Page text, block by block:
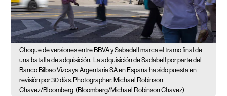
Choque de versiones entre BBVA y Sabadell marca el tramo final de
una batalla de adquisición.
La adquisición de Sadabell por parte del
Banco Bilbao Vizcaya Argentaria SA en España ha sido puesta en
revisión por 30 días. Photographer: Michael Robinson
Chavez/Bloomberg (Bloomberg/Michael Robinson Chavez)